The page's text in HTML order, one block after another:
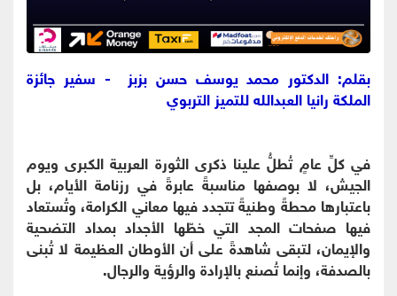
بقلم: الدكتور محمد يوسف حسن بزبز - سفير جائزة
الملكة رانيا العبدالله للتميز التربوي
في كلِّ عامٍ تُطلُّ علينا ذكرى الثورة العربية الكبرى ويوم
الجيش، لا بوصفها مناسبةً عابرةً في رزنامة الأيام، بل
باعتبارها محطةً وطنيةً تتجدد فيها معاني الكرامة، وتُستعاد
فيها صفحات المجد التي خطّها الأجداد بمداد التضحية
والإيمان، لتبقى شاهدةً على أن الأوطان العظيمة لا تُبنى
بالصدفة، وإنما تُصنع بالإرادة والرؤية والرجال.